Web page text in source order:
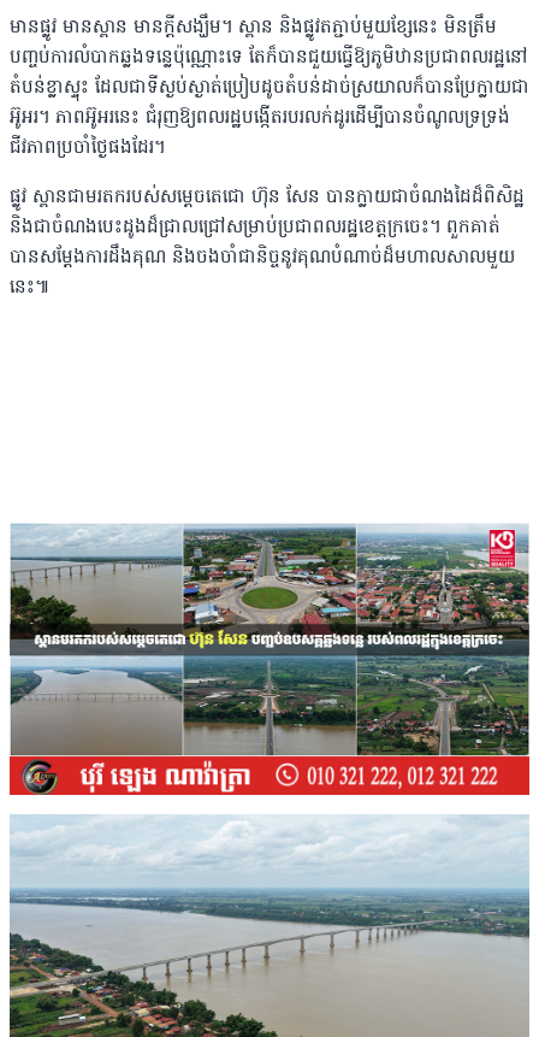
មានផ្លូវ មានស្ពាន មានក្តីសង្ឃឹម។ ស្ពាន និងផ្លូវតភ្ជាប់មួយខ្សែនេះ មិនត្រឹម
បញ្ចប់​ការលំបាក​ឆ្លង​ទន្លេប៉ុណ្ណោះទេ តែក៏បានជួយធ្វើឱ្យភូមិឋានប្រជាពលរដ្ឋនៅ
តំបន់ខ្លាស្ទុះ ដែលជាទីស្ងប់​ស្ងាត់​ប្រៀប​ដូចតំបន់ដាច់​ស្រយាលក៏បានប្រែក្លាយជា
អ៊ូអរ។ ភាពអ៊ូអរនេះ ជំរុញឱ្យពលរដ្ឋ​បង្កើត​របរលក់ដូរដើម្បីបាន​ចំណូល​​ទ្រទ្រង់
ជីវភាពប្រចាំថ្ងៃផងដែរ។
ផ្លូវ ស្ពានជាមរតករបស់សម្តេចតេជោ ហ៊ុន សែន បានក្លាយជាចំណងដៃដ៏ពិសិដ្ឋ
និងជាចំណង​បេះ​ដូ​ងដ៏ជ្រាលជ្រៅសម្រាប់ប្រជាពលរដ្ឋខេត្តក្រចេះ។ ពួកគាត់
បានសម្តែងការដឹងគុណ និងចងចាំជានិច្ចនូវគុណបំណាច់ដ៏មហាលសាលមួយ
នេះ៕